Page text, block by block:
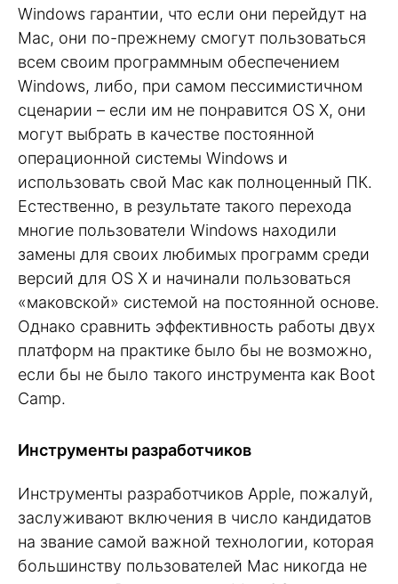
Windows гарантии, что если они перейдут на
Mac, они по-прежнему смогут пользоваться
всем своим программным обеспечением
Windows, либо, при самом пессимистичном
сценарии – если им не понравится OS X, они
могут выбрать в качестве постоянной
операционной системы Windows и
использовать свой Mac как полноценный ПК.
Естественно, в результате такого перехода
многие пользователи Windows находили
замены для своих любимых программ среди
версий для OS X и начинали пользоваться
«маковской» системой на постоянной основе.
Однако сравнить эффективность работы двух
платформ на практике было бы не возможно,
если бы не было такого инструмента как Boot
Camp.
Инструменты разработчиков
Инструменты разработчиков Apple, пожалуй,
заслуживают включения в число кандидатов
на звание самой важной технологии, которая
большинству пользователей Mac никогда не